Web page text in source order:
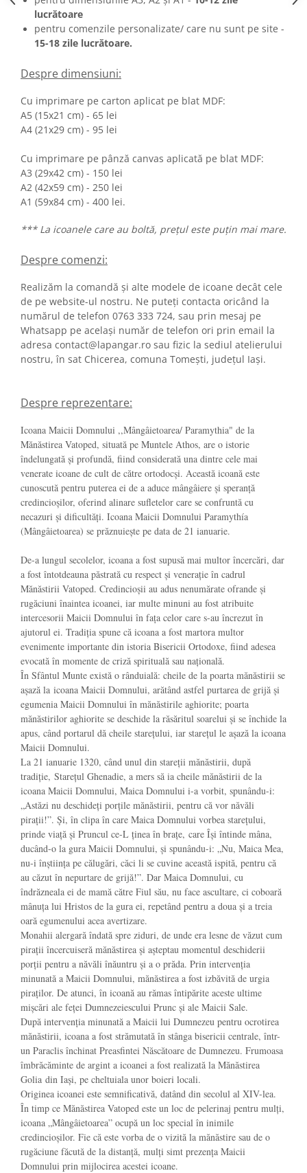
lucrătoare
pentru comenzile personalizate/ care nu sunt pe site -
15-18 zile lucrătoare.
Despre dimensiuni:
Cu imprimare pe carton aplicat pe blat MDF:
A5 (15x21 cm) - 65 lei
A4 (21x29 cm) - 95 lei
Cu imprimare pe pânză canvas aplicată pe blat MDF:
A3 (29x42 cm) - 150 lei
A2 (42x59 cm) - 250 lei
A1 (59x84 cm) - 400 lei.
*** La icoanele care au boltă, prețul este puțin mai mare.
Despre comenzi:
Realizăm la comandă și alte modele de icoane decât cele
de pe website-ul nostru. Ne puteți contacta oricând la
numărul de telefon 0763 333 724, sau prin mesaj pe
Whatsapp pe același număr de telefon ori prin email la
adresa contact@lapangar.ro sau fizic la sediul atelierului
nostru, în sat Chicerea, comuna Tomești, județul Iași.
Despre reprezentare:
Icoana Maicii Domnului ,,Mângâietoarea/ Paramythia" de la
Mănăstirea Vatoped, situată pe Muntele Athos, are o istorie
îndelungată și profundă, fiind considerată una dintre cele mai
venerate icoane de cult de către ortodocși. Această icoană este
cunoscută pentru puterea ei de a aduce mângâiere și speranță
credincioșilor, oferind alinare sufletelor care se confruntă cu
necazuri și dificultăți. Icoana Maicii Domnului Paramythía
(Mângâietoarea) se prăznuiește pe data de 21 ianuarie.
De-a lungul secolelor, icoana a fost supusă mai multor încercări, dar
a fost întotdeauna păstrată cu respect și venerație în cadrul
Mănăstirii Vatoped. Credincioșii au adus nenumărate ofrande și
rugăciuni înaintea icoanei, iar multe minuni au fost atribuite
intercesorii Maicii Domnului în fața celor care s-au încrezut în
ajutorul ei. Tradiția spune că icoana a fost martora multor
evenimente importante din istoria Bisericii Ortodoxe, fiind adesea
evocată în momente de criză spirituală sau națională.
În Sfântul Munte există o rânduială: cheile de la poarta mănăstirii se
aşază la icoana Maicii Domnului, arătând astfel purtarea de grijă şi
egumenia Maicii Domnului în mănăstirile aghiorite; poarta
mănăstirilor aghiorite se deschide la răsăritul soarelui şi se închide la
apus, când portarul dă cheile stareţului, iar stareţul le aşază la icoana
Maicii Domnului.
La 21 ianuarie 1320, când unul din stareţii mănăstirii, după
tradiţie, Stareţul Ghenadie, a mers să ia cheile mănăstirii de la
icoana Maicii Domnului, Maica Domnului i-a vorbit, spunându-i:
„Astăzi nu deschideţi porţile mănăstirii, pentru că vor năvăli
piraţii!”. Şi, în clipa în care Maica Domnului vorbea stareţului,
prinde viaţă şi Pruncul ce-L ţinea în braţe, care Îşi întinde mâna,
ducând-o la gura Maicii Domnului, şi spunându-i: „Nu, Maica Mea,
nu-i înştiinţa pe călugări, căci li se cuvine această ispită, pentru că
au căzut în nepurtare de grijă!”. Dar Maica Domnului, cu
îndrăzneala ei de mamă către Fiul său, nu face ascultare, ci coboară
mânuţa lui Hristos de la gura ei, repetând pentru a doua şi a treia
oară egumenului acea avertizare.
Monahii alergară îndată spre ziduri, de unde era lesne de văzut cum
pirații încercuiseră mănăstirea și așteptau momentul deschiderii
porții pentru a năvăli înăuntru și a o prăda. Prin intervenția
minunată a Maicii Domnului, mănăstirea a fost izbăvită de urgia
piraților. De atunci, în icoană au rămas întipărite aceste ultime
mișcări ale feței Dumnezeiescului Prunc și ale Maicii Sale.
După intervenţia minunată a Maicii lui Dumnezeu pentru ocrotirea
mănăstirii, icoana a fost strămutată în stânga bisericii centrale, într-
un Paraclis închinat Preasfintei Născătoare de Dumnezeu. Frumoasa
îmbrăcăminte de argint a icoanei a fost realizată la Mănăstirea
Golia din Iaşi, pe cheltuiala unor boieri locali.
Originea icoanei este semnificativă, datând din secolul al XIV-lea.
În timp ce Mănăstirea Vatoped este un loc de pelerinaj pentru mulți,
icoana „Mângâietoarea” ocupă un loc special în inimile
credincioșilor. Fie că este vorba de o vizită la mănăstire sau de o
rugăciune făcută de la distanță, mulți simt prezența Maicii
Domnului prin mijlocirea acestei icoane.